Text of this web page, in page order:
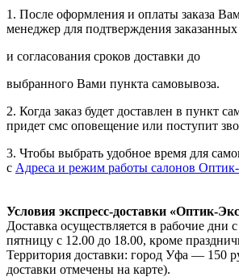
1. После оформления и оплаты заказа
менеджер для подтверждения
и согласования сроков доставки до
выбранного Вами пункта самовывоза.
2. Когда заказ будет доставлен в пункт
придет смс оповещение или поступит
3. Чтобы выбрать удобное время для
с Адреса и режим работы салонов
Условия экспресс-доставки «Оптик-
Доставка осуществляется в рабочие дни
пятницу с 12.00 до 18.00, кроме
Территория доставки: город Уфа — 150
доставки отмечены на карте).